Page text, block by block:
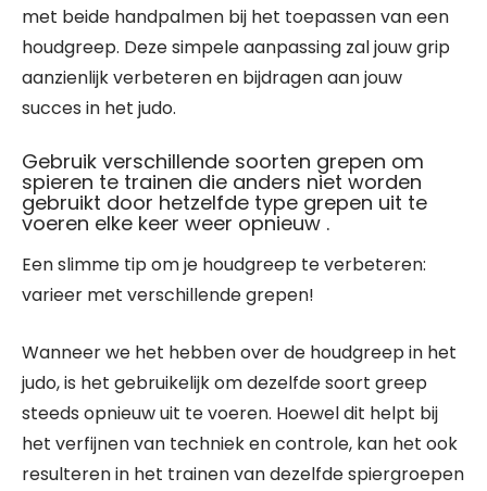
met beide handpalmen bij het toepassen van een
houdgreep. Deze simpele aanpassing zal jouw grip
aanzienlijk verbeteren en bijdragen aan jouw
succes in het judo.
Gebruik verschillende soorten grepen om
spieren te trainen die anders niet worden
gebruikt door hetzelfde type grepen uit te
voeren elke keer weer opnieuw .
Een slimme tip om je houdgreep te verbeteren:
varieer met verschillende grepen!
Wanneer we het hebben over de houdgreep in het
judo, is het gebruikelijk om dezelfde soort greep
steeds opnieuw uit te voeren. Hoewel dit helpt bij
het verfijnen van techniek en controle, kan het ook
resulteren in het trainen van dezelfde spiergroepen